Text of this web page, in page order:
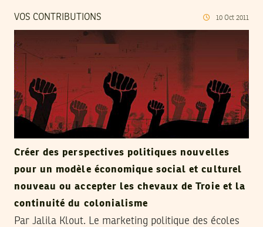
VOS CONTRIBUTIONS 10 Oct 2011
Créer des perspectives politiques nouvelles
pour un modèle économique social et culturel
nouveau ou accepter les chevaux de Troie et la
continuité du colonialisme
Par Jalila Klout. Le marketing politique des écoles